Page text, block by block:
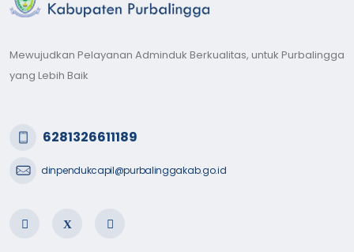
Mewujudkan Pelayanan Adminduk Berkualitas, untuk Purbalingga
yang Lebih Baik
6281326611189
dinpendukcapil@purbalinggakab.go.id